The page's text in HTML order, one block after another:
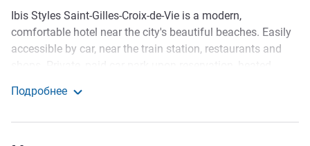
Описание
Ibis Styles Saint-Gilles-Croix-de-Vie is a modern,
comfortable hotel near the city's beautiful beaches. Easily
accessible by car, near the train station, restaurants and
room. Ideal for those looking for an urban and quiet place
Подробнее